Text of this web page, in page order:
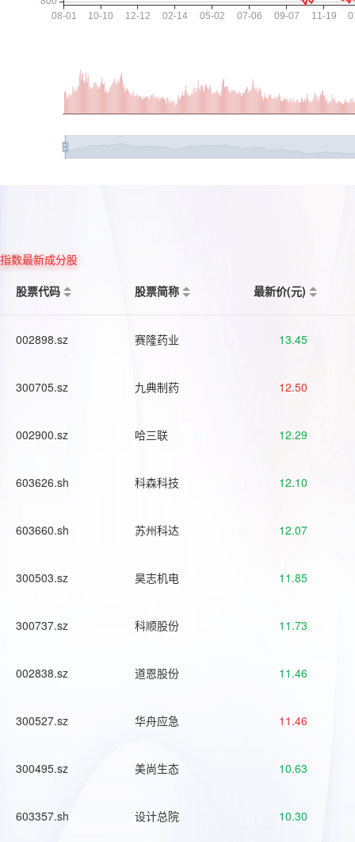
指数最新成分股
股票代码
股票简称 最新价(元)
002898.sz 赛隆药业 13.45
300705.sz 九典制药 12.50
002900.sz 哈三联 12.29
603626.sh 科森科技 12.10
603660.sh 苏州科达 12.07
300503.sz 昊志机电 11.85
300737.sz 科顺股份 11.73
002838.sz 道恩股份 11.46
300527.sz 华舟应急 11.46
300495.sz 美尚生态 10.63
603357.sh 设计总院 10.30